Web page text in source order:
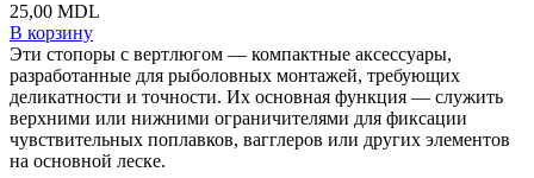
25,00 MDL
В корзину
Эти стопоры с вертлюгом — компактные аксессуары,
разработанные для рыболовных монтажей, требующих
деликатности и точности. Их основная функция — служить
верхними или нижними ограничителями для фиксации
чувствительных поплавков, вагглеров или других элементов
на основной леске.